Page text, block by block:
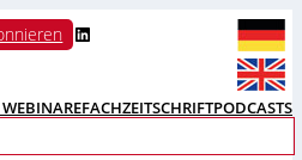
LinkedIn
FACHZEITSCHRIFTPODCASTS